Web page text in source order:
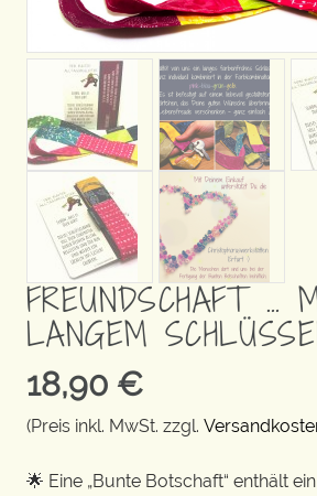
FREUNDSCHAFT …
LANGEM
18,90 €
(Preis inkl. MwSt. zzgl.
🌟 Eine „Bunte Botschaft“ enthält